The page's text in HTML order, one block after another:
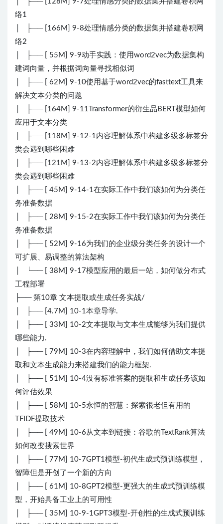
络1
│ ├── [166M] 9-8处理情感分类的数据集并搭建卷积网
络2
│ ├── [ 55M] 9-9动手实践：使用word2vec为数据集构
建词向量，并根据词向量寻找相似词
│ ├── [ 62M] 9-10使用基于word2vec的fasttext工具来
解决文本分类的问题
│ ├── [164M] 9-11Transformer的衍生品BERT模型如何
应用于文本分类
│ ├── [118M] 9-12-1内容理解体系中构建多级多标签分
类会遇到哪些困难
│ ├── [121M] 9-13-2内容理解体系中构建多级多标签分
类会遇到哪些困难
│ ├── [ 45M] 9-14-1在实际工作中我们该如何为分类任
务准备数据
│ ├── [ 28M] 9-15-2在实际工作中我们该如何为分类任
务准备数据
│ ├── [ 52M] 9-16为我们的企业级分类任务的设计一个
可扩展、易调整的算法架构
│ └── [ 38M] 9-17模型应用的最后一站，如何做分布式
工程部署
├── 第10章 文本提取或生成任务实战/
│ ├── [4.7M] 10-1本章导学.
│ ├── [ 33M] 10-2文本提取与文本生成能够为我们提供
哪些能力.
│ ├── [ 79M] 10-3在内容理解中，我们如何借助文本提
取和文本生成能力来搭建我们的能力框架.
│ ├── [ 51M] 10-4没有标准答案的提取和生成任务该如
何评估效果
│ ├── [ 58M] 10-5永恒的智慧：探索很老但有用的
TFIDF提取技术
│ ├── [ 49M] 10-6从文本到链接：谷歌的TextRank算法
如何改变搜索世界
│ ├── [ 77M] 10-7GPT1模型-初代生成式预训练模型，
智障但是开创了一个新的方向
│ ├── [ 61M] 10-8GPT2模型-更强大的生成式预训练模
型，开始具备工业上的可用性
│ ├── [ 35M] 10-9-1GPT3模型-开创性的生成式预训练